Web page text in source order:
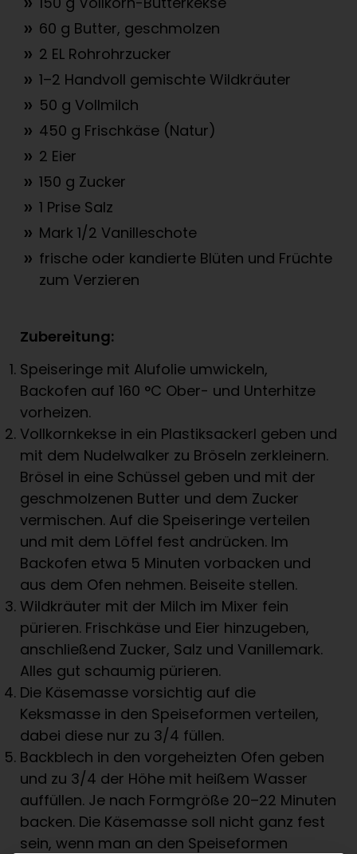
60 g Butter, geschmolzen
2 EL Rohrohrzucker
1–2 Handvoll gemischte Wildkräuter
50 g Vollmilch
450 g Frischkäse (Natur)
2 Eier
150 g Zucker
1 Prise Salz
Mark 1/2 Vanilleschote
frische oder kandierte Blüten und Früchte
zum Verzieren
Zubereitung:
Speiseringe mit Alufolie umwickeln,
Backofen auf 160 °C Ober- und Unterhitze
vorheizen.
Vollkornkekse in ein Plastiksackerl geben und
mit dem Nudelwalker zu Bröseln zerkleinern.
Brösel in eine Schüssel geben und mit der
geschmolzenen Butter und dem Zucker
vermischen. Auf die Speiseringe verteilen
und mit dem Löffel fest andrücken. Im
Backofen etwa 5 Minuten vorbacken und
aus dem Ofen nehmen. Beiseite stellen.
Wildkräuter mit der Milch im Mixer fein
pürieren. Frischkäse und Eier hinzugeben,
anschließend Zucker, Salz und Vanillemark.
Alles gut schaumig pürieren.
Die Käsemasse vorsichtig auf die
Keksmasse in den Speiseformen verteilen,
dabei diese nur zu 3/4 füllen.
Backblech in den vorgeheizten Ofen geben
und zu 3/4 der Höhe mit heißem Wasser
auffüllen. Je nach Formgröße 20–22 Minuten
backen. Die Käsemasse soll nicht ganz fest
sein, wenn man an den Speiseformen